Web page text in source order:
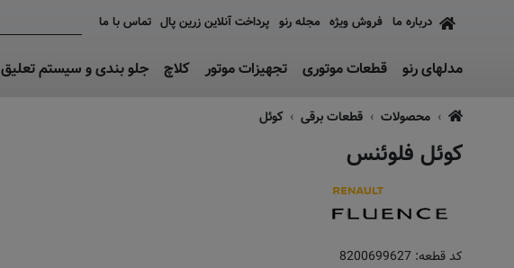
درباره ما فروش ویژه مجله رنو پرداخت آنلاین زرین پال تماس با ما
مدلهای رنو قطعات موتوری تجهیزات موتور کلاچ جلو بندی و سیستم تعلیق
محصولات قطعات برقی کوئل
کوئل فلوئنس
کد قطعه: 8200699627